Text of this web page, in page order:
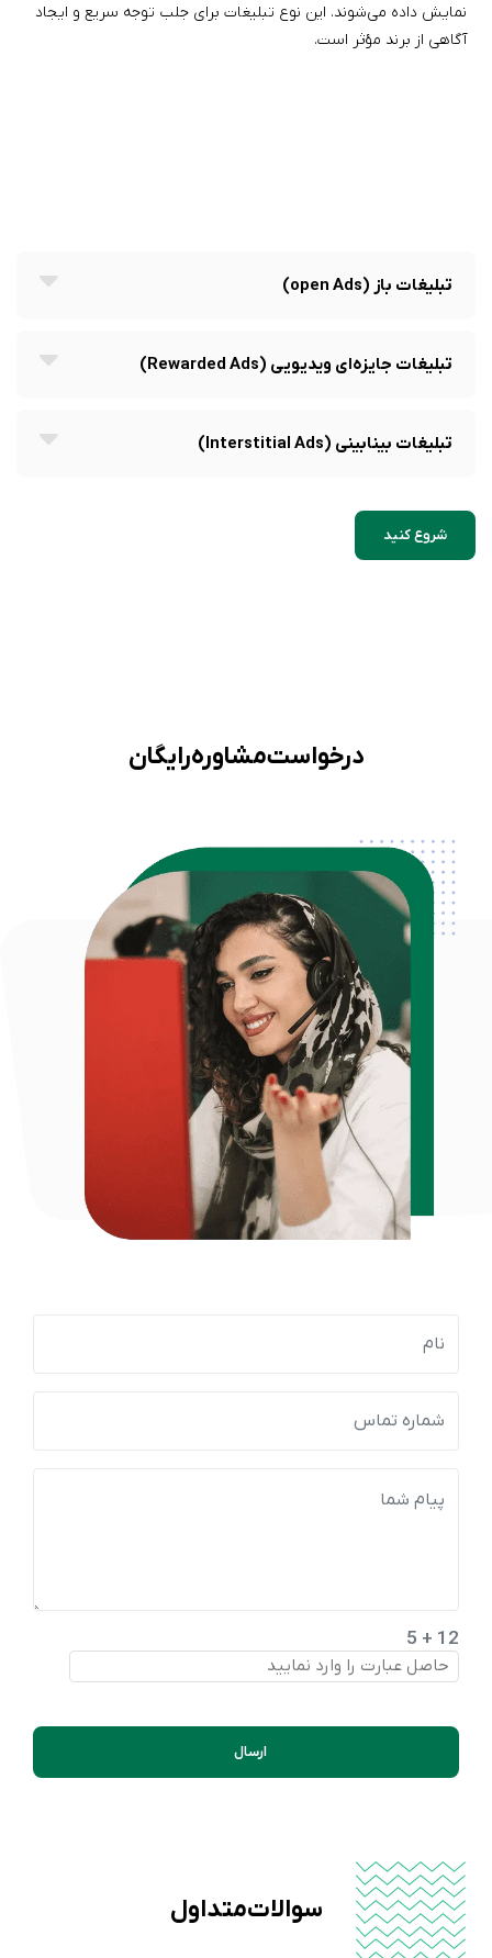
نمایش داده می‌شوند. این نوع تبلیغات برای جلب توجه سریع و ایجاد
آگاهی از برند مؤثر است.
تبلیغات باز (open Ads)
تبلیغات جایزه‌ای ویدیویی (Rewarded Ads)
تبلیغات بینابینی (Interstitial Ads)
شروع کنید
درخواست مشاوره رایگان
12 + 5
ارسال
سوالات متداول